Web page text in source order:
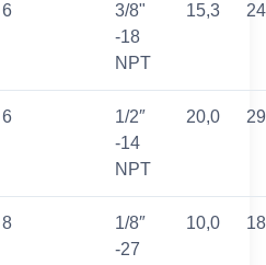
6
3/8"
-18
NPT
15,3
6
1/2″
-14
NPT
20,0
8
1/8″
-27
10,0